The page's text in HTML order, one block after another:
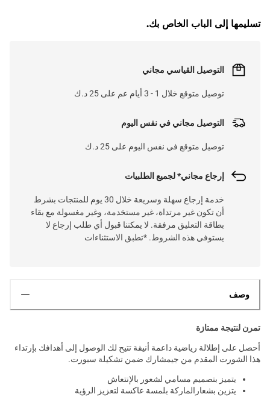
تسليمها إلى الباب الخاص بك.
التوصيل القياسي مجاني
توصيل متوقع خلال 1 - 3 أيام عم على 25 د.ك
التوصيل مجاني في نفس اليوم
توصيل متوقع في نفس اليوم على 25 د.ك
إرجاع مجاني* لجميع الطلبيات
خدمة إرجاع سهلة وسريعة خلال 30 يوم للمنتجات بشرط
أن تكون غير مرتداة، غير مستخدمة، وغير مغسولة مع بقاء
بطاقة التعليق مرفقة. لا يمكننا قبول أي طلب إرجاع لا
يستوفي هذه الشروط. *تطبق الاستثناءات
وصف
تمرن لنتيجة ممتازة
أحصل على إطلالة رياضية داعمة أنيقة تتيح لك الوصول إلى أهدافك بإرتداء
هذا الشورت المقدم من جيمشارك ضمن تشكيلة سبورت.
يتميز بتصميم مسامي لشعور بالإنتعاش
يتزين بشعارالماركة بلمسة عاكسة لتعزيز الرؤية